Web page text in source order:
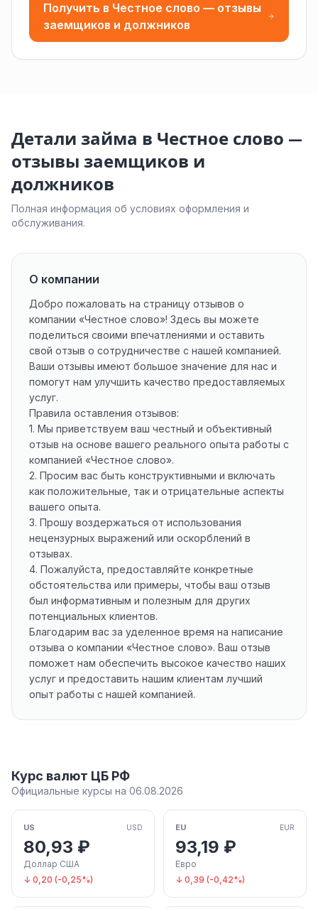
Получить в Честное слово — отзывы
заемщиков и должников
Детали займа в Честное слово —
отзывы заемщиков и
должников
Полная информация об условиях оформления и
обслуживания.
О компании
Добро пожаловать на страницу отзывов о
компании «Честное слово»! Здесь вы можете
поделиться своими впечатлениями и оставить
свой отзыв о сотрудничестве с нашей компанией.
Ваши отзывы имеют большое значение для нас и
помогут нам улучшить качество предоставляемых
услуг.
Правила оставления отзывов:
1. Мы приветствуем ваш честный и объективный
отзыв на основе вашего реального опыта работы с
компанией «Честное слово».
2. Просим вас быть конструктивными и включать
как положительные, так и отрицательные аспекты
вашего опыта.
3. Прошу воздержаться от использования
нецензурных выражений или оскорблений в
отзывах.
4. Пожалуйста, предоставляйте конкретные
обстоятельства или примеры, чтобы ваш отзыв
был информативным и полезным для других
потенциальных клиентов.
Благодарим вас за уделенное время на написание
отзыва о компании «Честное слово». Ваш отзыв
поможет нам обеспечить высокое качество наших
услуг и предоставить нашим клиентам лучший
опыт работы с нашей компанией.
Курс валют ЦБ РФ
Официальные курсы на 06.08.2026
US USD
80,93 ₽
Доллар США
↓ 0,20 (-0,25%)
EU EUR
93,19 ₽
Евро
↓ 0,39 (-0,42%)